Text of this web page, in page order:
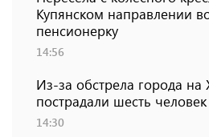
Купянском направлении
пенсионерку
14:56
Из-за обстрела города
пострадали шесть человек
14:30